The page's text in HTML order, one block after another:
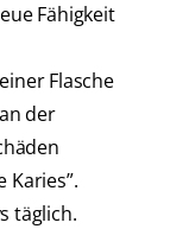
Fähigkeit
Flasche
der
Karies”.
täglich.